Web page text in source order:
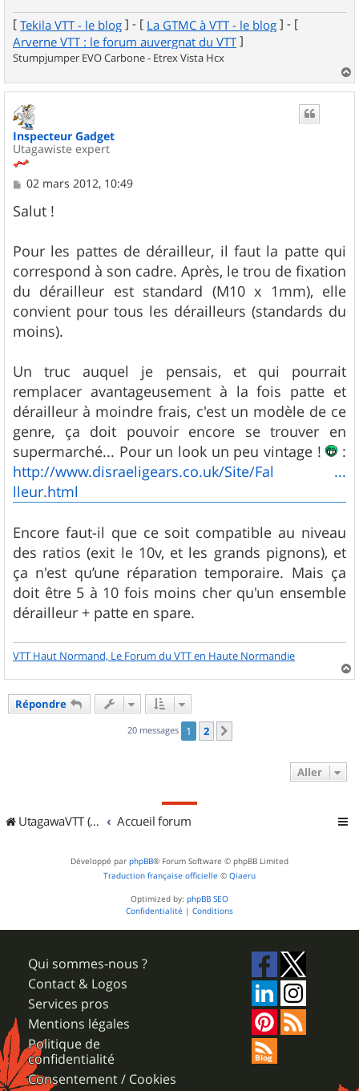
[ Tekila VTT - le blog ] - [ La GTMC à VTT - le blog ] - [
Arverne VTT : le forum auvergnat du VTT ]
Stumpjumper EVO Carbone - Etrex Vista Hcx
a
Inspecteur Gadget
Utagawiste expert
M
s
s
g
e
02 mars 2012, 10:49
Salut !
Pour les pattes de dérailleur, il faut la patte qui
correspond à son cadre. Après, le trou de fixation
du dérailleur est standard (M10 x 1mm), elle
convient pour tous les dérailleurs (standards du
moins).
Un truc auquel je pensais, et qui pourrait
remplacer avantageusement à la fois patte et
dérailleur à moindre frais, c'est un modèle de ce
genre, ça doit pouvoir encore se trouver en
supermarché... Pour un look un peu vintage !
:
http://www.disraeligears.co.uk/Site/Fal ...
lleur.html
Encore faut-il que ce soit compatible au niveau
des ratios (exit le 10v, et les grands pignons), et
ça n'est qu’une réparation temporaire. Mais ça
doit être 5 à 10 fois moins cher qu'un ensemble
dérailleur + patte en spare.
VTT Haut Normand, Le Forum du VTT en Haute Normandie
a
Répondre
20 messages 1 2
Aller
UtagawaVTT (Randos VTT et VTTAE avec traces GPS) Accueil forum
Développé par phpBB® Forum Software © phpBB Limited
Traduction française officielle © Qiaeru
Optimized by: phpBB SEO
Confidentialité | Conditions
Qui sommes-nous ?
Contact & Logos
Services pros
Mentions légales
Politique de
confidentialité
Consentement / Cookies